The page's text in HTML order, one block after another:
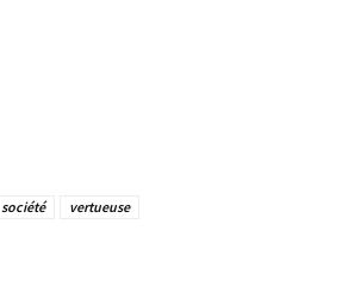
société vertueuse